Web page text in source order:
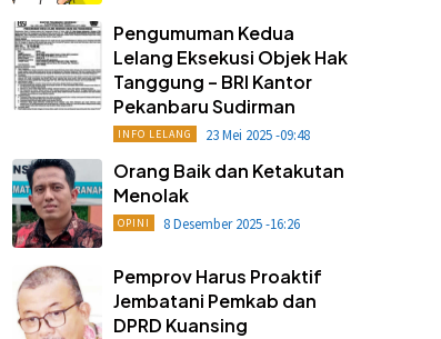
Pengumuman Kedua
Lelang Eksekusi Objek Hak
Tanggung – BRI Kantor
Pekanbaru Sudirman
INFO LELANG 23 Mei 2025 -09:48
Orang Baik dan Ketakutan
Menolak
OPINI 8 Desember 2025 -16:26
Pemprov Harus Proaktif
Jembatani Pemkab dan
DPRD Kuansing